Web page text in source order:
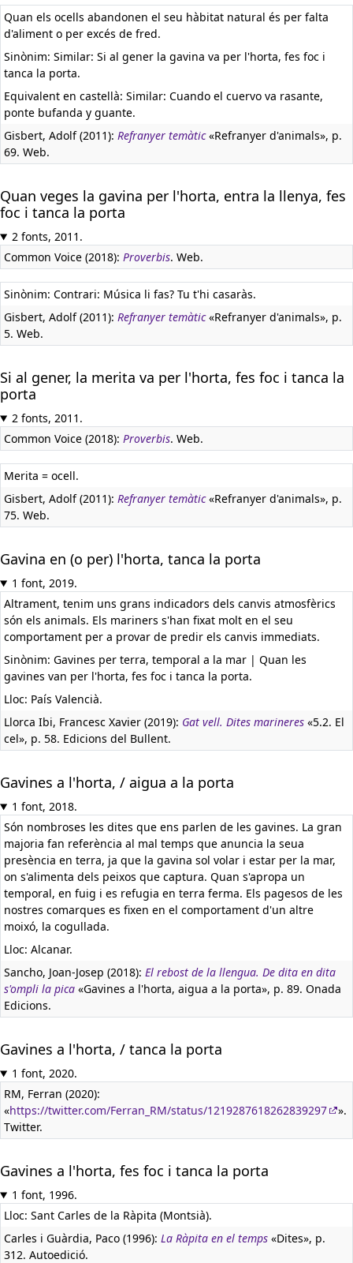
Quan els ocells abandonen el seu hàbitat natural és per falta
d'aliment o per excés de fred.
Sinònim: Similar: Si al gener la gavina va per l'horta, fes foc i
tanca la porta.
Equivalent en castellà: Similar: Cuando el cuervo va rasante,
ponte bufanda y guante.
Gisbert, Adolf (2011): Refranyer temàtic«Refranyer d'animals», p.
69. Web.
Quan veges la gavina per l'horta, entra la llenya, fes
foc i tanca la porta
2 fonts, 2011.
Common Voice (2018): Proverbis. Web.
Sinònim: Contrari: Música li fas? Tu t'hi casaràs.
Gisbert, Adolf (2011): Refranyer temàtic«Refranyer d'animals», p.
5. Web.
Si al gener, la merita va per l'horta, fes foc i tanca la
porta
2 fonts, 2011.
Common Voice (2018): Proverbis. Web.
Merita = ocell.
Gisbert, Adolf (2011): Refranyer temàtic«Refranyer d'animals», p.
75. Web.
Gavina en (o per) l'horta, tanca la porta
1 font, 2019.
Altrament, tenim uns grans indicadors dels canvis atmosfèrics
són els animals. Els mariners s'han fixat molt en el seu
comportament per a provar de predir els canvis immediats.
Sinònim: Gavines per terra, temporal a la mar | Quan les
gavines van per l'horta, fes foc i tanca la porta.
Lloc: País Valencià.
Llorca Ibi, Francesc Xavier (2019): Gat vell. Dites marineres «5.2. El
cel», p. 58. Edicions del Bullent.
Gavines a l'horta, / aigua a la porta
1 font, 2018.
Són nombroses les dites que ens parlen de les gavines. La gran
majoria fan referència al mal temps que anuncia la seua
presència en terra, ja que la gavina sol volar i estar per la mar,
on s'alimenta dels peixos que captura. Quan s'apropa un
temporal, en fuig i es refugia en terra ferma. Els pagesos de les
nostres comarques es fixen en el comportament d'un altre
moixó, la cogullada.
Lloc: Alcanar.
Sancho, Joan-Josep (2018): El rebost de la llengua. De dita en dita
s'ompli la pica «Gavines a l'horta, aigua a la porta», p. 89. Onada
Edicions.
Gavines a l'horta, / tanca la porta
1 font, 2020.
RM, Ferran (2020):
«https://twitter.com/Ferran_RM/status/1219287618262839297
».
Twitter.
Gavines a l'horta, fes foc i tanca la porta
1 font, 1996.
Lloc: Sant Carles de la Ràpita (Montsià).
Carles i Guàrdia, Paco (1996): La Ràpita en el temps «Dites», p.
312. Autoedició.